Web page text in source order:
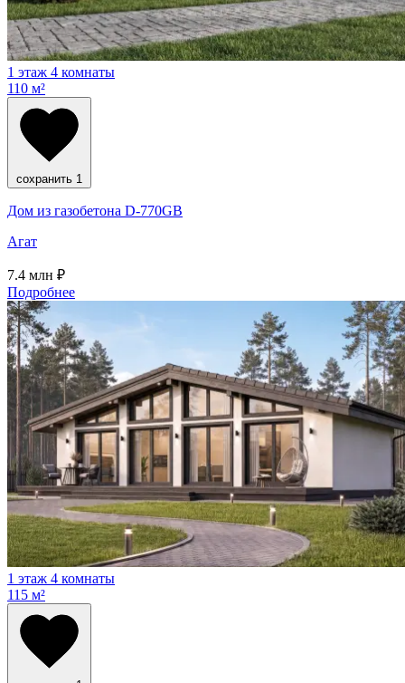
1 этаж 4 комнаты
110 м²
сохранить 1
Дом из газобетона D-770GB
Агат
7.4 млн ₽
Подробнее
1 этаж 4 комнаты
115 м²